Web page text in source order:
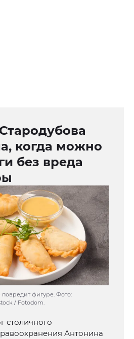
когда можно
без вреда
фигуре. Фото:
/ Fotodom.
столичного
Антонина